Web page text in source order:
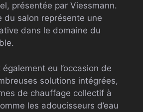
présentée par Viessmann.
du salon représente une
dans le domaine du
eu l’occasion de
solutions intégrées,
de chauffage collectif à
les adoucisseurs d’eau